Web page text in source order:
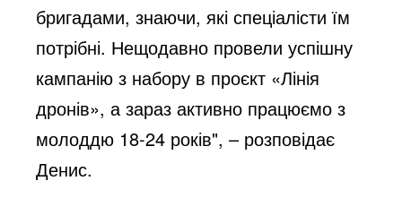
бригадами, знаючи, які спеціалісти їм
потрібні. Нещодавно провели успішну
кампанію з набору в проєкт «Лінія
дронів», а зараз активно працюємо з
молоддю 18-24 років", – розповідає
Денис.